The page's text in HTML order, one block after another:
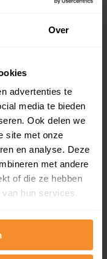
Over
advertenties te
media te bieden
Ook delen we
site met onze
en analyse. Deze
met andere
of die ze hebben
hun services.
(koopsom
van nieuwe